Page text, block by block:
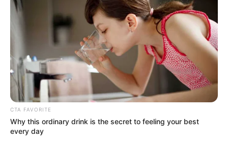
CTA FAVORITE
Why this ordinary drink is the secret to feeling your best
every day